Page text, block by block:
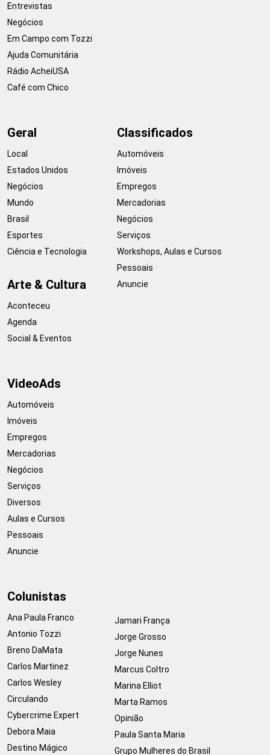
Entrevistas
Negócios
Em Campo com Tozzi
Ajuda Comunitária
Rádio AcheiUSA
Café com Chico
Geral
Local
Estados Unidos
Negócios
Mundo
Brasil
Esportes
Ciência e Tecnologia
Arte & Cultura
Aconteceu
Agenda
Social & Eventos
Classificados
Automóveis
Imóveis
Empregos
Mercadorias
Negócios
Serviços
Workshops, Aulas e Cursos
Pessoais
Anuncie
VideoAds
Automóveis
Imóveis
Empregos
Mercadorias
Negócios
Serviços
Diversos
Aulas e Cursos
Pessoais
Anuncie
Colunistas
Ana Paula Franco
Antonio Tozzi
Breno DaMata
Carlos Martinez
Carlos Wesley
Circulando
Cybercrime Expert
Debora Maia
Destino Mágico
Jamari França
Jorge Grosso
Jorge Nunes
Marcus Coltro
Marina Elliot
Marta Ramos
Opinião
Paula Santa Maria
Grupo Mulheres do Brasil